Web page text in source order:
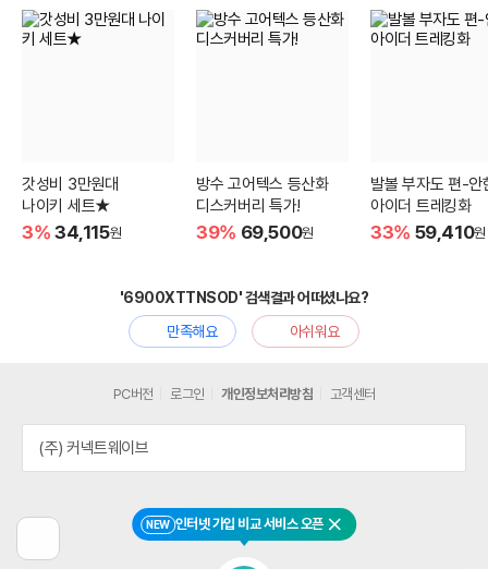
갓성비 3만원대
나이키 세트★
3% 34,115원
방수 고어텍스 등산화
디스커버리 특가!
39% 69,500원
발볼 부자도 편-안
아이더 트레킹화
33% 59,410원
'6900XTTNSOD' 검색결과 어떠셨나요?
만족해요
아쉬워요
전
NEW 인터넷 가입 비교 서비스 오픈 닫기
PC버전 로그인 개인정보처리방침 고객센터
(주) 커넥트웨이브